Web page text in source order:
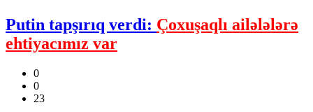
Putin tapşırıq verdi: Çoxuşaqlı ailələlərə
ehtiyacımız var
0
0
23